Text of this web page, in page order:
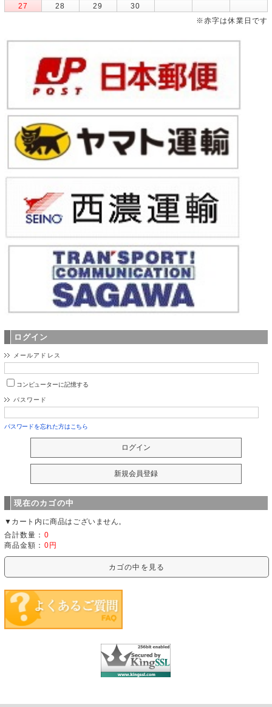
27
28 29
30
※赤字は休業日です
ログイン
メールアドレス
コンピューターに記憶する
パスワード
パスワードを忘れた方はこちら
現在のカゴの中
▼カート内に商品はございません。
合計数量： 0
商品金額： 0円
カゴの中を見る